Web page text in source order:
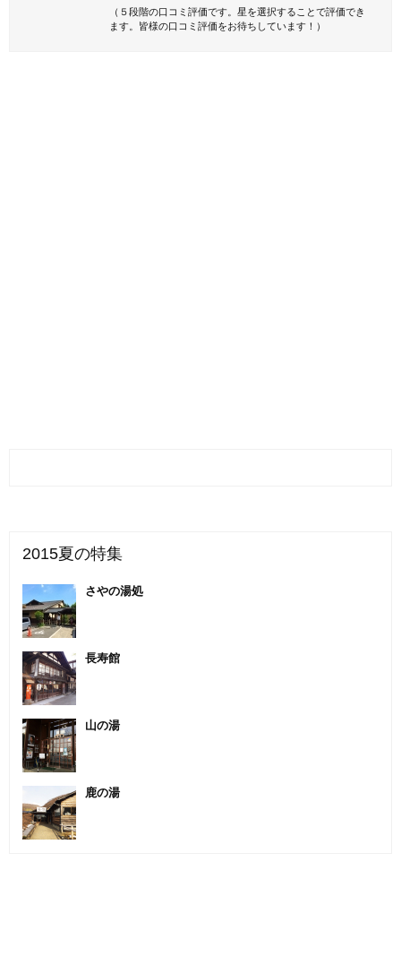
（５段階の口コミ評価です。星を選択することで評価でき
ます。皆様の口コミ評価をお待ちしています！）
2015夏の特集
さやの湯処
長寿館
山の湯
鹿の湯